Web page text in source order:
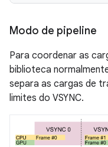
Modo de pipeline
Para coordenar as
biblioteca
separa as cargas de
limites do VSYNC.